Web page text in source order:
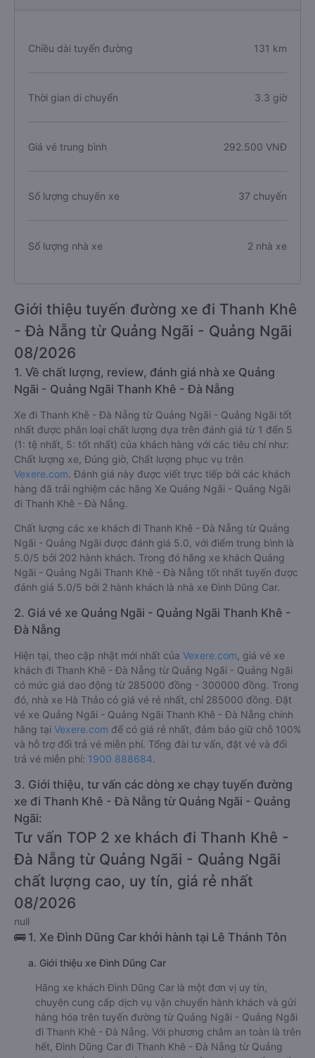
Chiều dài tuyến đường 131 km
Thời gian di chuyển 3.3 giờ
Giá vé trung bình 292.500 VNĐ
Số lượng chuyến xe 37 chuyến
Số lượng nhà xe 2 nhà xe
Giới thiệu tuyến đường xe đi Thanh Khê
- Đà Nẵng từ Quảng Ngãi - Quảng Ngãi
08/2026
1. Về chất lượng, review, đánh giá nhà xe Quảng
Ngãi - Quảng Ngãi Thanh Khê - Đà Nẵng
Xe đi Thanh Khê - Đà Nẵng từ Quảng Ngãi - Quảng Ngãi tốt
nhất được phân loại chất lượng dựa trên đánh giá từ 1 đến 5
(1: tệ nhất, 5: tốt nhất) của khách hàng với các tiêu chí như:
Chất lượng xe, Đúng giờ, Chất lượng phục vụ trên
Vexere.com. Đánh giá này được viết trực tiếp bởi các khách
hàng đã trải nghiệm các hãng Xe Quảng Ngãi - Quảng Ngãi
đi Thanh Khê - Đà Nẵng.
Chất lượng các xe khách đi Thanh Khê - Đà Nẵng từ Quảng
Ngãi - Quảng Ngãi được đánh giá 5.0, với điểm trung bình là
5.0/5 bởi 202 hành khách. Trong đó hãng xe khách Quảng
Ngãi - Quảng Ngãi Thanh Khê - Đà Nẵng tốt nhất tuyến được
đánh giá 5.0/5 bởi 2 hành khách là nhà xe Đình Dũng Car.
2. Giá vé xe Quảng Ngãi - Quảng Ngãi Thanh Khê -
Đà Nẵng
Hiện tại, theo cập nhật mới nhất của Vexere.com , giá vé xe
khách đi Thanh Khê - Đà Nẵng từ Quảng Ngãi - Quảng Ngãi
có mức giá dao động từ 285000 đồng - 300000 đồng. Trong
đó, nhà xe Hà Thảo có giá vé rẻ nhất, chỉ 285000 đồng. Đặt
vé xe Quảng Ngãi - Quảng Ngãi Thanh Khê - Đà Nẵng chính
hãng tại Vexere.com để có giá rẻ nhất, đảm bảo giữ chỗ 100%
và hỗ trợ đổi trả vé miễn phí. Tổng đài tư vấn, đặt vé và đổi
trả vé miễn phí: 1900 888684.
3. Giới thiệu, tư vấn các dòng xe chạy tuyến đường
xe đi Thanh Khê - Đà Nẵng từ Quảng Ngãi - Quảng
Ngãi:
Tư vấn TOP 2 xe khách đi Thanh Khê -
Đà Nẵng từ Quảng Ngãi - Quảng Ngãi
chất lượng cao, uy tín, giá rẻ nhất
08/2026
null
🚌 1. Xe Đình Dũng Car khởi hành tại Lê Thánh Tôn
a. Giới thiệu xe Đình Dũng Car
Hãng xe khách Đình Dũng Car là một đơn vị uy tín,
chuyên cung cấp dịch vụ vận chuyển hành khách và gửi
hàng hóa trên tuyến đường từ Quảng Ngãi - Quảng Ngãi
đi Thanh Khê - Đà Nẵng. Với phương châm an toàn là trên
hết, Đình Dũng Car đi Thanh Khê - Đà Nẵng từ Quảng